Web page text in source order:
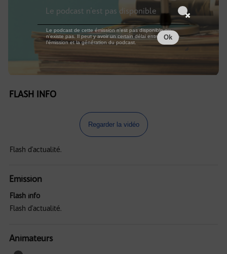
FLASH INFO
Regarder la vidéo
Flash d'actualité.
Emission
Flash info
Flash d'actualité.
Animateurs
Le podcast n'est pas disponible
Le podcast de cette émission n'est pas disponible ou
n'existe pas. Il peut y avoir un certain délai entre la fin de
l'émission et la génération du podcast.
Ok